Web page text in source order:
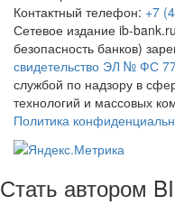
Контактный телефон: +7
Сетевое издание ib-
безопасность банков)
свидетельство ЭЛ № ФС
службой по надзору в
технологий и массовых
Политика
Стать автором